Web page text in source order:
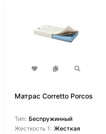
Матрас Corretto Porcos
Тип: Беспружинный
Жесткость 1: Жесткая